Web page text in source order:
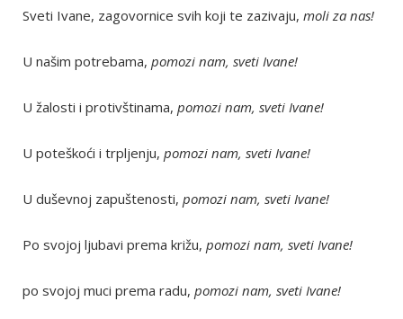
Sveti Ivane, zagovornice svih koji te zazivaju, moli za nas!
U našim potrebama, pomozi nam, sveti Ivane!
U žalosti i protivštinama, pomozi nam, sveti Ivane!
U poteškoći i trpljenju, pomozi nam, sveti Ivane!
U duševnoj zapuštenosti, pomozi nam, sveti Ivane!
Po svojoj ljubavi prema križu, pomozi nam, sveti Ivane!
po svojoj muci prema radu, pomozi nam, sveti Ivane!